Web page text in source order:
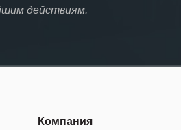
действиям.
Компания